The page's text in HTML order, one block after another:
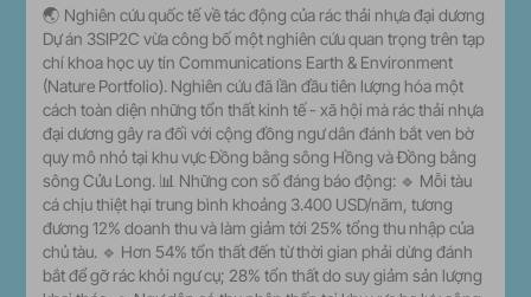
🌏 Nghiên cứu quốc tế về tác động của rác thải nhựa đại dương
Dự án 3SIP2C vừa công bố một nghiên cứu quan trọng trên tạp
chí khoa học uy tín Communications Earth & Environment
(Nature Portfolio). Nghiên cứu đã lần đầu tiên lượng hóa một
cách toàn diện những tổn thất kinh tế - xã hội mà rác thải nhựa
đại dương gây ra đối với cộng đồng ngư dân đánh bắt ven bờ
quy mô nhỏ tại khu vực Đồng bằng sông Hồng và Đồng bằng
sông Cửu Long. 📊 Những con số đáng báo động: 🔹 Mỗi tàu
cá chịu thiệt hại trung bình khoảng 3.400 USD/năm, tương
đương 12% doanh thu và làm giảm tới 25% tổng thu nhập của
chủ tàu. 🔹 Hơn 54% tổn thất đến từ thời gian phải dừng đánh
bắt để gỡ rác khỏi ngư cụ; 28% tổn thất do suy giảm sản lượng